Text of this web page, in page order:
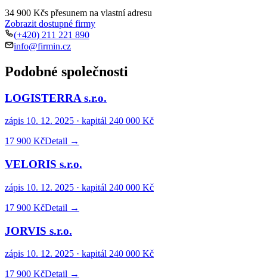
34 900 Kčs přesunem na vlastní adresu
Zobrazit dostupné firmy
(+420) 211 221 890
info@firmin.cz
Podobné společnosti
LOGISTERRA s.r.o.
zápis 10. 12. 2025 · kapitál 240 000 Kč
17 900 KčDetail →
VELORIS s.r.o.
zápis 10. 12. 2025 · kapitál 240 000 Kč
17 900 KčDetail →
JORVIS s.r.o.
zápis 10. 12. 2025 · kapitál 240 000 Kč
17 900 KčDetail →